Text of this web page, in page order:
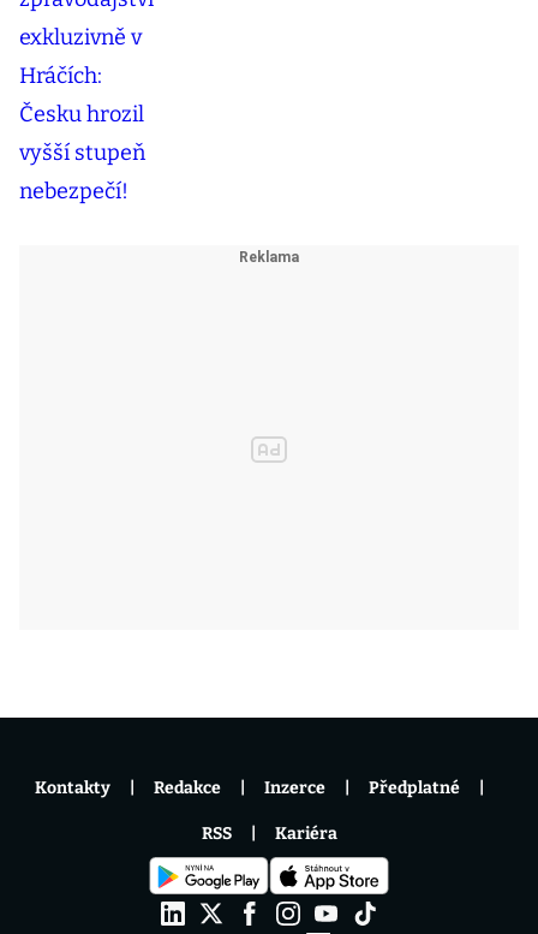
Kontakty Redakce Inzerce Předplatné
RSS Kariéra